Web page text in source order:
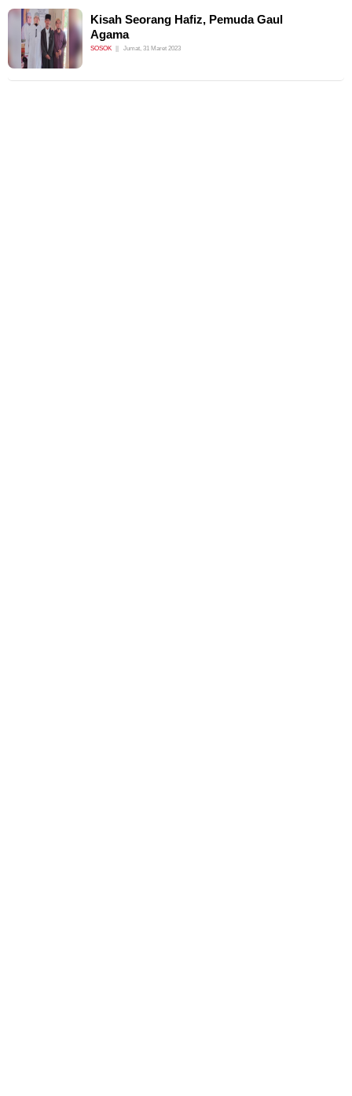
Kisah Seorang Hafiz, Pemuda Gaul
Agama
SOSOK Jumat, 31 Maret 2023